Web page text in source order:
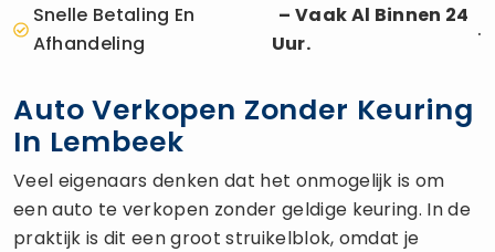
Snelle Betaling En
Afhandeling
– Vaak Al Binnen 24
Uur.
.
Auto Verkopen Zonder Keuring
In Lembeek
Veel eigenaars denken dat het onmogelijk is om
een auto te verkopen zonder geldige keuring. In de
praktijk is dit een groot struikelblok, omdat je